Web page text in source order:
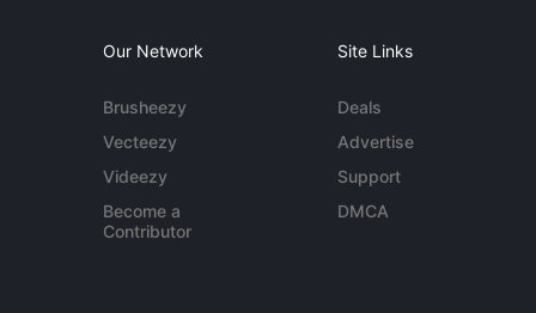
Our Network
Brusheezy
Vecteezy
Videezy
Become a
Contributor
Site Links
Deals
Advertise
Support
DMCA